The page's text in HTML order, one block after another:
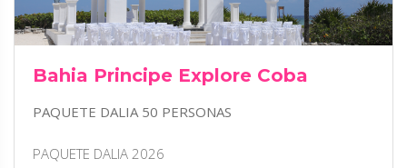
Bahia Principe Explore Coba
PAQUETE DALIA 50 PERSONAS
PAQUETE DALIA 2026